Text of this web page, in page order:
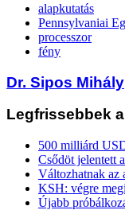
alapkutatás
Pennsylvaniai
processzor
fény
Dr. Sipos Mihály
Legfrissebbek
500 milliárd
Csődöt jelentett
Változhatnak az
KSH: végre
Újabb